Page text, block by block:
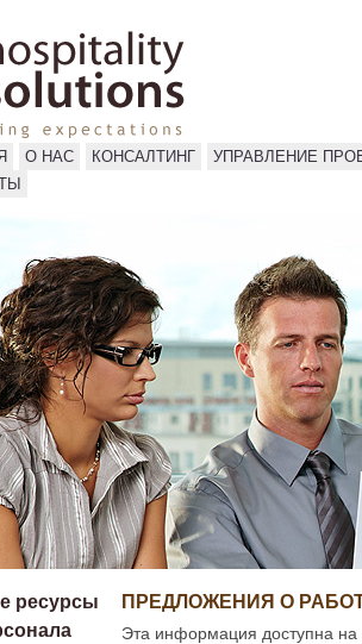
О НАС КОНСАЛТИНГ
УПРАВЛЕНИЕ
ресурсы
ПРЕДЛОЖЕНИЯ О
Эта информация доступна на